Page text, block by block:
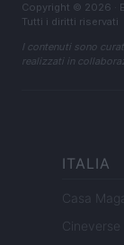
Copyright © 2026 ·
Tutti i diritti riservati
I contenuti sono
realizzati in
ITALIA
Casa
Cineverse